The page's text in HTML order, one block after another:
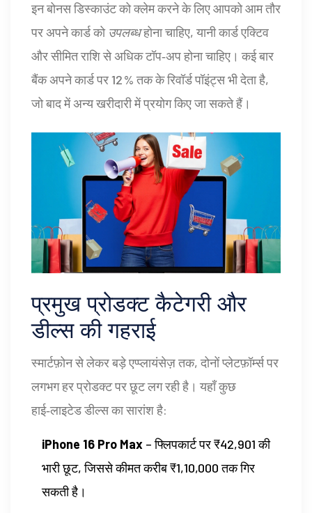
इन बोनस डिस्काउंट को क्लेम करने के लिए आपको आम तौर
पर अपने कार्ड को उपलब्धहोना चाहिए, यानी कार्ड एक्टिव
और सीमित राशि से अधिक टॉप‑अप होना चाहिए। कई बार
बैंक अपने कार्ड पर 12 % तक के रिवॉर्ड पॉइंट्स भी देता है,
जो बाद में अन्य खरीदारी में प्रयोग किए जा सकते हैं।
प्रमुख प्रोडक्ट कैटेगरी और
डील्स की गहराई
स्मार्टफ़ोन से लेकर बड़े एप्प्लायंसेज़ तक, दोनों प्लेटफ़ॉर्म्स पर
लगभग हर प्रोडक्ट पर छूट लग रही है। यहाँ कुछ
हाई‑लाइटेड डील्स का सारांश है:
iPhone 16 Pro Max – फ्लिपकार्ट पर ₹42,901 की
भारी छूट, जिससे कीमत करीब ₹1,10,000 तक गिर
सकती है।